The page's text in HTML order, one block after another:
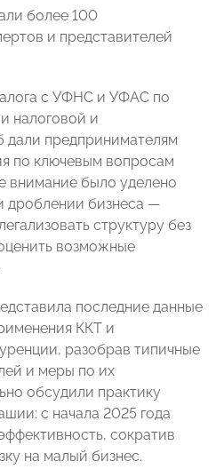
более 100
и представителей
с УФНС и УФАС по
налоговой и
предпринимателям
по ключевым вопросам
внимание было уделено
дроблении бизнеса —
структуру без
возможные
последние данные
ККТ и
разобрав типичные
и меры по их
обсудили практику
с начала 2025 года
сократив
на малый бизнес.